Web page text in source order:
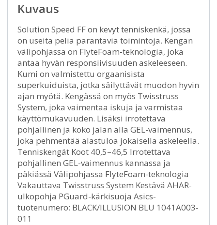
Kuvaus
Solution Speed FF on kevyt tenniskenkä, jossa
on useita peliä parantavia toimintoja. Kengän
välipohjassa on FlyteFoam-teknologia, joka
antaa hyvän responsiivisuuden askeleeseen.
Kumi on valmistettu orgaanisista
superkuiduista, jotka säilyttävät muodon hyvin
ajan myötä. Kengässä on myös Twisstruss
System, joka vaimentaa iskuja ja varmistaa
käyttömukavuuden. Lisäksi irrotettava
pohjallinen ja koko jalan alla GEL-vaimennus,
joka pehmentää alastuloa jokaisella askeleella.
Tenniskengät Koot 40,5–46,5 Irrotettava
pohjallinen GEL-vaimennus kannassa ja
päkiässä Välipohjassa FlyteFoam-teknologia
Vakauttava Twisstruss System Kestävä AHAR-
ulkopohja PGuard-kärkisuoja Asics-
tuotenumero: BLACK/ILLUSION BLU 1041A003-
011